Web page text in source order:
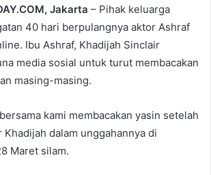
Jakarta – Pihak keluarga
40 hari berpulangnya aktor Ashraf
Ibu Ashraf, Khadijah Sinclair
media sosial untuk turut membacakan
masing-masing.
kami membacakan yasin setelah
Khadijah dalam unggahannya di
Maret silam.